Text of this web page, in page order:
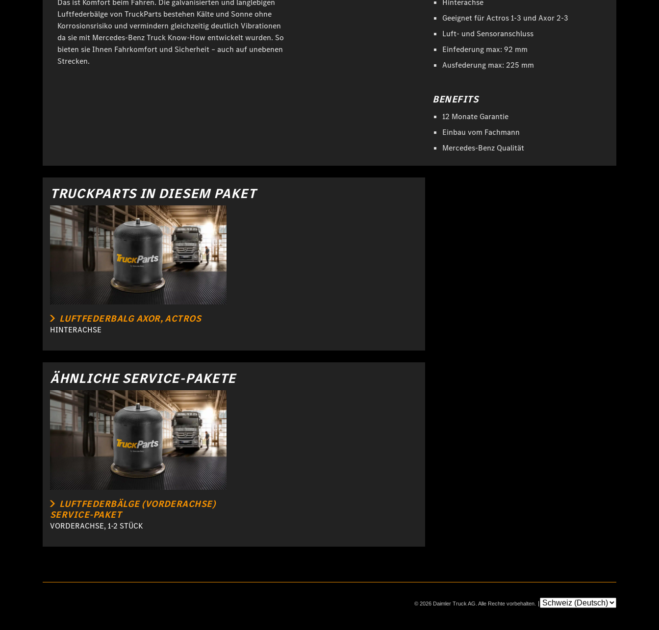
Das ist Komfort beim Fahren. Die galvanisierten und langlebigen
Luftfederbälge von TruckParts bestehen Kälte und Sonne ohne
Korrosionsrisiko und vermindern gleichzeitig deutlich Vibrationen
da sie mit Mercedes-Benz Truck Know-How entwickelt wurden. So
bieten sie Ihnen Fahrkomfort und Sicherheit – auch auf unebenen
Strecken.
Hinterachse
Geeignet für Actros 1-3 und Axor 2-3
Luft- und Sensoranschluss
Einfederung max: 92 mm
Ausfederung max: 225 mm
BENEFITS
12 Monate Garantie
Einbau vom Fachmann
Mercedes-Benz Qualität
TRUCKPARTS IN DIESEM PAKET
LUFTFEDERBALG AXOR, ACTROS
HINTERACHSE
ÄHNLICHE SERVICE-PAKETE
LUFTFEDERBÄLGE (VORDERACHSE)
SERVICE-PAKET
VORDERACHSE, 1-2 STÜCK
© 2026 Daimler Truck AG. Alle Rechte vorbehalten.